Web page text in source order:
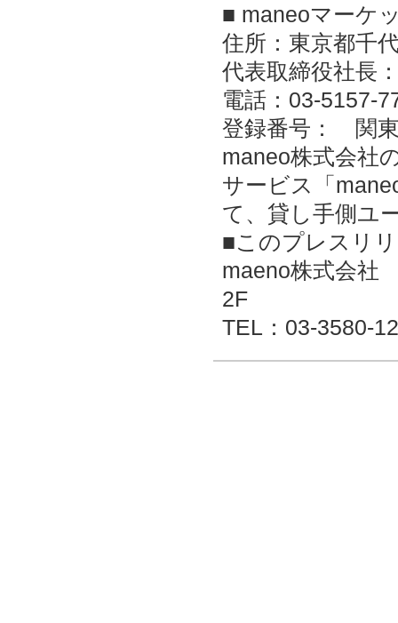
■ maneoマーケ
住所：東京都千
代表取締役社長
電話：03-5157-
登録番号： 関東
maneo株式会社
サービス「
て、貸し手側ユ
■このプレスリ
maeno株式会社
2F
TEL：03-3580-